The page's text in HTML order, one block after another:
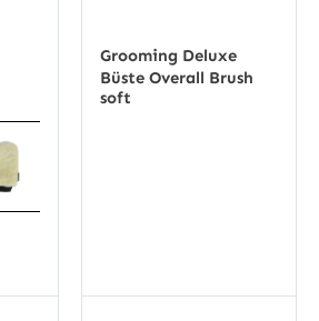
Grooming Deluxe
Büste Overall Brush
soft